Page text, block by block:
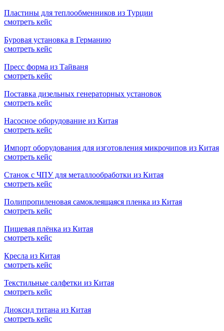
Пластины для теплообменников из Турции
смотреть кейс
Буровая установка в Германию
смотреть кейс
Пресс форма из Тайваня
смотреть кейс
Поставка дизельных генераторных установок
смотреть кейс
Насосное оборудование из Китая
смотреть кейс
Импорт оборудования для изготовления микрочипов из Китая
смотреть кейс
Станок с ЧПУ для металлообработки из Китая
смотреть кейс
Полипропиленовая самоклеящаяся пленка из Китая
смотреть кейс
Пищевая плёнка из Китая
смотреть кейс
Кресла из Китая
смотреть кейс
Текстильные салфетки из Китая
смотреть кейс
Диоксид титана из Китая
смотреть кейс